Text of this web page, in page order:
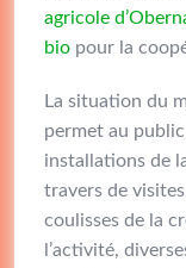
agricole
bio pour la
La situation du
permet au public
installations de
travers de
coulisses de la
l’activité,